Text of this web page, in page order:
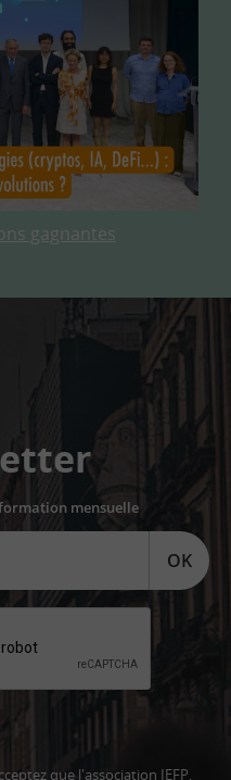
gagnantes
mensuelle
OK
que l'association IEFP,